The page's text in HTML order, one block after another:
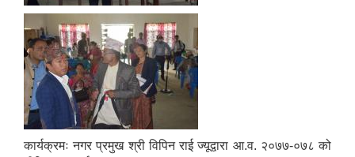
कार्यक्रमः नगर प्रमुख श्री विपिन राई ज्यूद्वारा आ.व. २०७७-०७८ को